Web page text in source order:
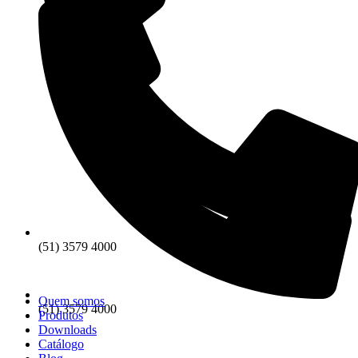
(51) 3579 4000
(51) 3579 4000
Quem somos
Produtos
Downloads
Catálogo